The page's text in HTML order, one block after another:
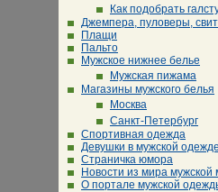
Как подобрать
Джемпера, пуловеры,
Плащи
Пальто
Мужское нижнее белье
Мужская пижама
Магазины мужского белья
Москва
Санкт-Петербург
Спортивная одежда
Девушки в мужской одежде
Страничка юмора
Новости из мира мужской
О портале мужской